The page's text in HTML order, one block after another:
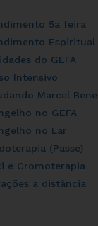
5a feira
Espiritual
do GEFA
Intensivo
Marcel
no GEFA
no Lar
(Passe)
e Cromoterapia
a distância